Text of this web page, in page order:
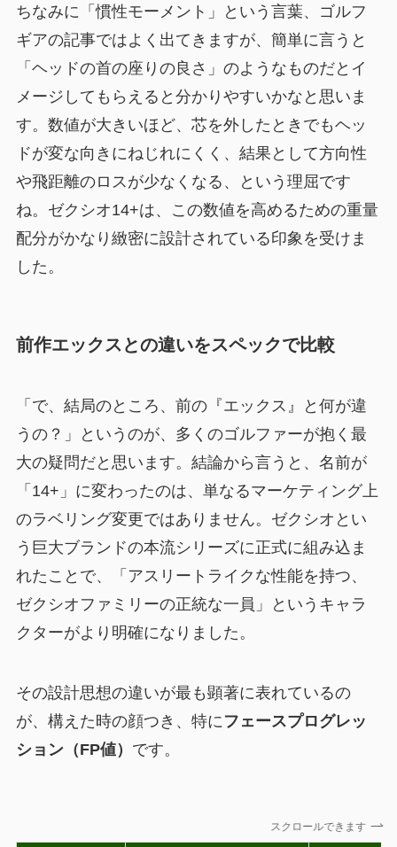
ちなみに「慣性モーメント」という言葉、ゴルフ
ギアの記事ではよく出てきますが、簡単に言うと
「ヘッドの首の座りの良さ」のようなものだとイ
メージしてもらえると分かりやすいかなと思いま
す。数値が大きいほど、芯を外したときでもヘッ
ドが変な向きにねじれにくく、結果として方向性
や飛距離のロスが少なくなる、という理屈です
ね。ゼクシオ14+は、この数値を高めるための重量
配分がかなり緻密に設計されている印象を受けま
した。
前作エックスとの違いをスペックで比較
「で、結局のところ、前の『エックス』と何が違
うの？」というのが、多くのゴルファーが抱く最
大の疑問だと思います。結論から言うと、名前が
「14+」に変わったのは、単なるマーケティング上
のラベリング変更ではありません。ゼクシオとい
う巨大ブランドの本流シリーズに正式に組み込ま
れたことで、
「アスリートライクな性能を持つ、
ゼクシオファミリーの正統な一員」
というキャラ
クターがより明確になりました。
その設計思想の違いが最も顕著に表れているの
が、構えた時の顔つき、特にフェースプログレッ
ション（FP値） です。
スクロールできます